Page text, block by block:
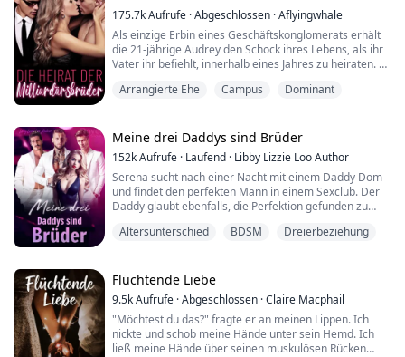
hineinstößt.
Ich s...
175.7kAufrufe ·Abgeschlossen ·Aflyingwhale
Als einzige Erbin eines Geschäftskonglomerats erhält
die 21-jährige Audrey den Schock ihres Lebens, als ihr
Vater ihr befiehlt, innerhalb eines Jahres zu heiraten. Er
Liste aller potenziellen Bewerber, die seinen
Hände der Vanderbilt-Brüd...
Arrangierte Ehe Campus Dominant
Meine drei Daddys sind Brüder
152kAufrufe · Laufend · Libby Lizzie Loo Author
Serena sucht nach einer Nacht mit einem Daddy Dom
und findet den perfekten Mann in einem Sexclub. Der
Daddy glaubt ebenfalls, die Perfektion gefunden zu
weggelaufen ist. Was wird Serena tun, wenn sie
kopfüber hineinstürzen?
Altersunterschied BDSM Dreierbeziehung
Flüchtende Liebe
9.5kAufrufe ·Abgeschlossen ·Claire Macphail
"Möchtest du das?" fragte er an meinen Lippen. Ich
nickte und schob meine Hände unter sein Hemd. Ich
ließ meine Hände über seinen muskulösen Rücken